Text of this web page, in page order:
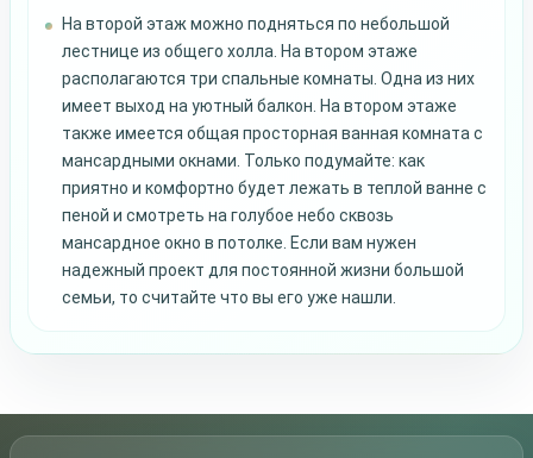
На второй этаж можно подняться по небольшой
лестнице из общего холла. На втором этаже
располагаются три спальные комнаты. Одна из них
имеет выход на уютный балкон. На втором этаже
также имеется общая просторная ванная комната с
мансардными окнами. Только подумайте: как
приятно и комфортно будет лежать в теплой ванне с
пеной и смотреть на голубое небо сквозь
мансардное окно в потолке. Если вам нужен
надежный проект для постоянной жизни большой
семьи, то считайте что вы его уже нашли.